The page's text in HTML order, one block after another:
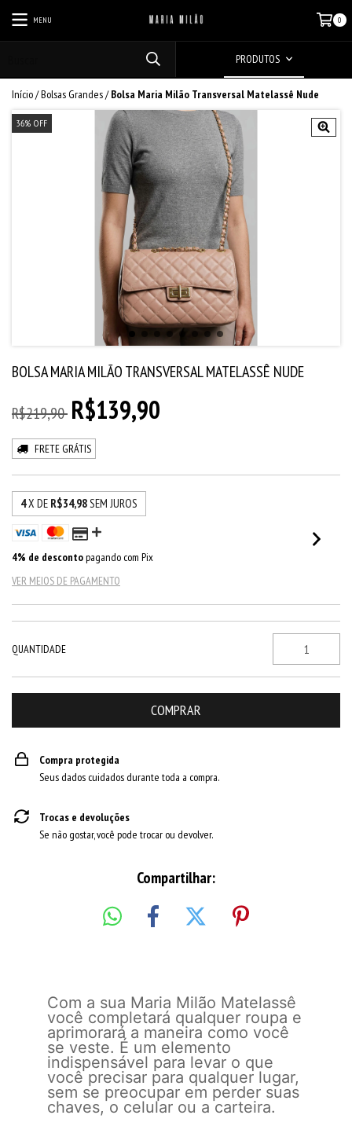
MENU 0
PRODUTOS
Início/Bolsas Grandes/ Bolsa Maria Milão Transversal Matelassê Nude
36% OFF
BOLSA MARIA MILÃO TRANSVERSAL MATELASSÊ NUDE
R$219,90 R$139,90
FRETE GRÁTIS
4X DE R$34,98SEM JUROS
4% de descontopagando com Pix
VER MEIOS DE PAGAMENTO
QUANTIDADE
Compra protegida
Seus dados cuidados durante toda a compra.
Trocas e devoluções
Se não gostar, você pode trocar ou devolver.
Compartilhar:
Com a sua Maria Milão Matelassê
você completará qualquer roupa e
aprimorará a maneira como você
se veste. É um elemento
indispensável para levar o que
você precisar para qualquer lugar,
sem se preocupar em perder suas
chaves, o celular ou a carteira.